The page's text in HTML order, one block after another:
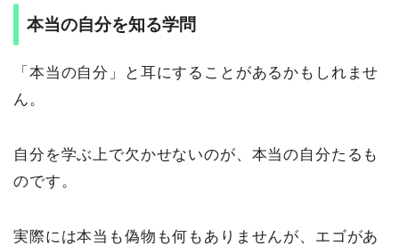
本当の自分を知る学問
「本当の自分」と耳にすることがあるかもしれませ
ん。
自分を学ぶ上で欠かせないのが、本当の自分たるも
のです。
実際には本当も偽物も何もありませんが、エゴがあ